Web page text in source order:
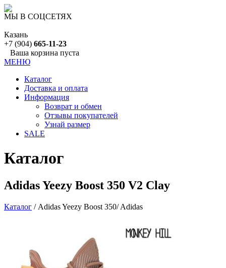
МЫ В СОЦСЕТЯХ
Казань
+7 (904) 665-11-23
Ваша корзина пуста
МЕНЮ
Каталог
Доставка и оплата
Информация
Возврат и обмен
Отзывы покупателей
Узнай размер
SALE
Каталог
Adidas Yeezy Boost 350 V2 Clay
Каталог / Adidas Yeezy Boost 350/ Adidas